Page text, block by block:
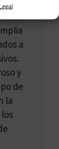
un
a
y
de
la